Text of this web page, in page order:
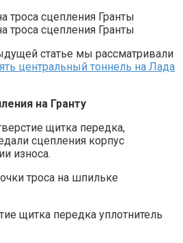
статье мы рассматривали
центральный тоннель на Лада
на Гранту
щитка передка,
сцепления корпус
износа.
троса на шпильке
щитка передка уплотнитель